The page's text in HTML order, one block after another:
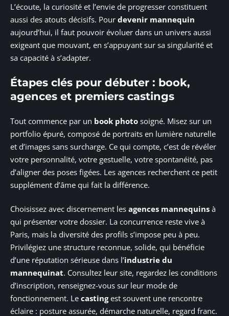
L’écoute, la curiosité et l’envie de progresser constituent
aussi des atouts décisifs. Pour devenir mannequin
aujourd’hui, il faut pouvoir évoluer dans un univers aussi
exigeant que mouvant, en s’appuyant sur sa singularité et
sa capacité à s’adapter.
Étapes clés pour débuter : book,
agences et premiers castings
Tout commence par un book photo soigné. Misez sur un
portfolio épuré, composé de portraits en lumière naturelle
et d’images sans surcharge. Ce qui compte, c’est de révéler
votre personnalité, votre gestuelle, votre spontanéité, pas
d’aligner des poses figées. Les agences recherchent ce petit
supplément d’âme qui fait la différence.
Choisissez avec discernement les agences mannequins à
qui présenter votre dossier. La concurrence reste vive à
Paris, mais la diversité des profils s’impose peu à peu.
Privilégiez une structure reconnue, solide, qui bénéficie
d’une réputation sérieuse dans l’industrie du
mannequinat. Consultez leur site, regardez les conditions
d’inscription, renseignez-vous sur leur mode de
fonctionnement. Le castingest souvent une rencontre
éclaire : posture assurée, démarche naturelle, regard franc.